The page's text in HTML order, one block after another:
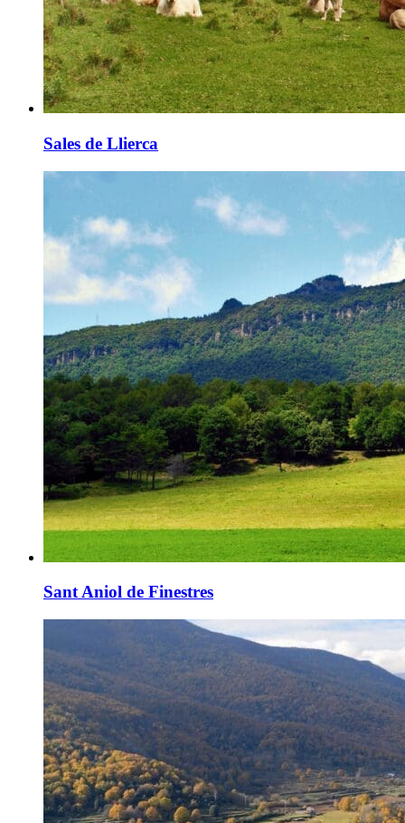
Sales de Llierca
Sant Aniol de Finestres